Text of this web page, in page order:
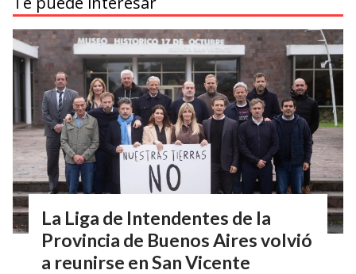
La Liga de Intendentes de la
Provincia de Buenos Aires volvió
a reunirse en San Vicente